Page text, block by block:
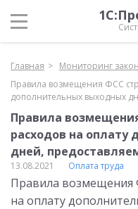
Главная Мониторинг
Правила возмещения ФСС
дополнительных выходных
Правила
расходов на
дней,
13.08.2021 Оплата труда
Правила возмещения
на оплату